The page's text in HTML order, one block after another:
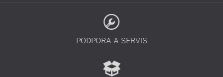
PODPORA A SERVIS